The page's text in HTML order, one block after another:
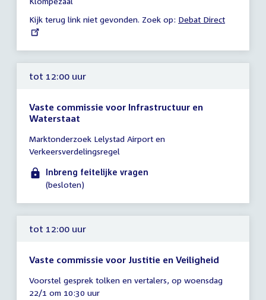
Kijk terug link niet gevonden. Zoek op: External
Debat Direct
tot 12:00 uur
Vaste commissie voor Infrastructuur en
Waterstaat
vergadering
tot
12:00
uur
Marktonderzoek Lelystad Airport en
Verkeersverdelingsregel
Inbreng feitelijke vragen
(besloten)
tot 12:00 uur
Vaste commissie voor Justitie en Veiligheid
vergadering
tot
Voorstel gesprek tolken en vertalers, op woensdag
22/1 om 10:30 uur